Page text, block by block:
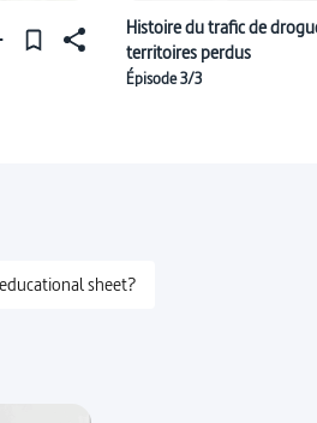
Histoire du trafic de
territoires perdus
Épisode 3/3
sheet?